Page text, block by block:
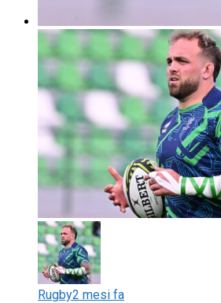
Rugby2 mesi fa